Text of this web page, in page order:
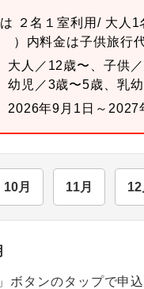
２名１室利用/ 大人1
）内料金は子供旅行
大人／12歳〜、子供
幼児／3歳〜5歳、乳
2026年9月1日～2027
10月 11月 12
ボタンのタップで申